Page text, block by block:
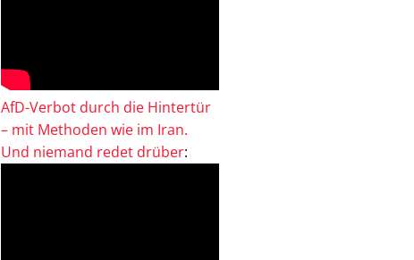
AfD-Verbot durch die Hintertür
– mit Methoden wie im Iran.
Und niemand redet drüber: